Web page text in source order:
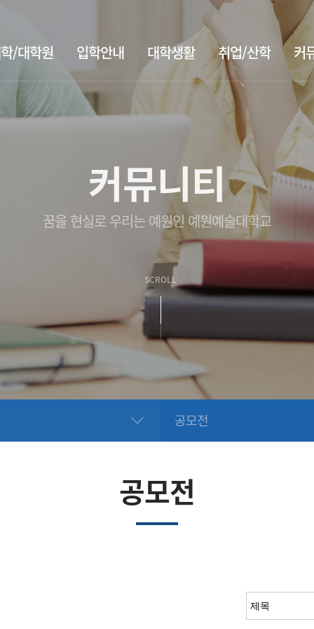
/대학원 입학안내 대학생활 취업/산학 커
커뮤니티
꿈을 현실로 우리는 예원인 예원예술대학교
SCROLL
공모전
공모전